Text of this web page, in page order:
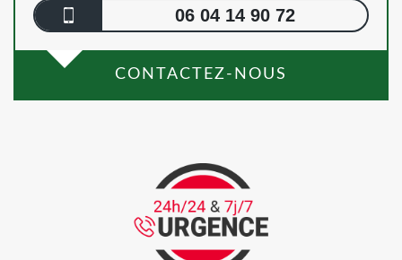
06 04 14 90 72
CONTACTEZ-NOUS